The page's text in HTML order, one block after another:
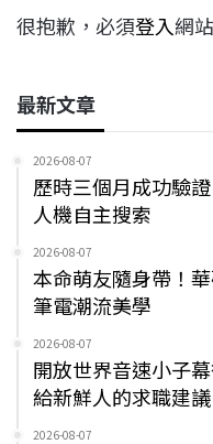
很抱歉，必須登入網
最新文章
2026-08-07
歷時三個月成功驗
人機自主搜索
2026-08-07
本命萌友隨身帶！
筆電潮流美學
2026-08-07
開放世界音速小子
給新鮮人的求職建議
2026-08-07